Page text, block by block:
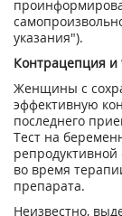
указания").
Контрацепция и
Женщины с
эффективную
последнего
Тест на
во время
препарата.
Неизвестно,